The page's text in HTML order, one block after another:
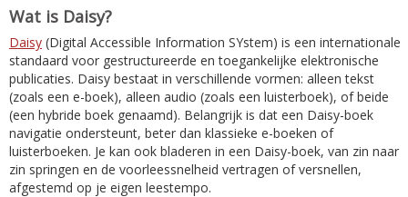
Wat is Daisy?
Daisy (Digital Accessible Information SYstem) is een internationale
standaard voor gestructureerde en toegankelijke elektronische
publicaties. Daisy bestaat in verschillende vormen: alleen tekst
(zoals een e-boek), alleen audio (zoals een luisterboek), of beide
(een hybride boek genaamd). Belangrijk is dat een Daisy-boek
navigatie ondersteunt, beter dan klassieke e-boeken of
luisterboeken. Je kan ook bladeren in een Daisy-boek, van zin naar
zin springen en de voorleessnelheid vertragen of versnellen,
afgestemd op je eigen leestempo.